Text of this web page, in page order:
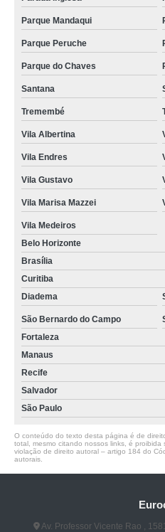
Parque Mandaqui
Parque Peruche
Parque do Chaves
Santana
Tremembé
Vila Albertina
Vila Endres
Vila Gustavo
Vila Marisa Mazzei
Vila Medeiros
Belo Horizonte
Brasília
Curitiba
Diadema
São Bernardo do Campo
Fortaleza
Manaus
Recife
Salvador
São Paulo
O conteúdo do texto desta página é de
total, mesmo citando nossos links, é proibida
violação de direito autoral – artigo 184 do
autorais
Av. Professor Vicente Rao ,